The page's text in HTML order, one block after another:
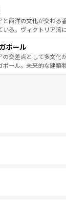
フォーやバインミー、
で味わいたい。どの地
者を迎えてくれるので
てほしい。
が交差している。北部
然と触れ合い、南部で
チでリゾート気分を楽
。気候は一年中温暖で
ている。親しみやすい
、そして多様な観光資
と西洋の文化が交わる
いる。ヴィクトリア湾
こを訪れても感動する
、効率よく見どころを
景から文化的な体験ま
ポール
の交差点として多文化
ポール。未来的な建築
ーカーズは地元の風情